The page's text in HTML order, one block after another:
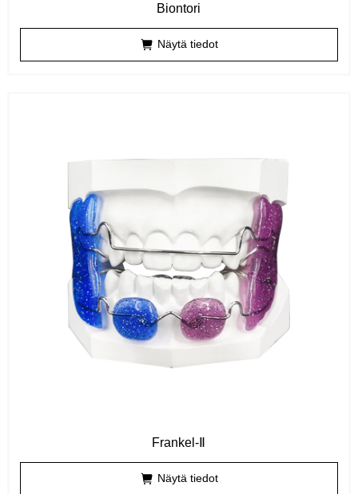
Biontori
Näytä tiedot
Frankel-Ⅱ
Näytä tiedot